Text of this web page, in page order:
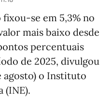
se em 5,3% no
mais baixo desde
percentuais
de 2025, divulgou
agosto) o Instituto
(INE).